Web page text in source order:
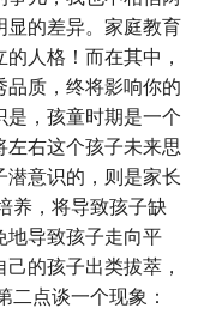
显的差异。家庭教育
人格！而在其中，
质，终将影响你的
，孩童时期是一个
左右这个孩子未来思
意识的，则是家长
养，将导致孩子缺
地导致孩子走向平
的孩子出类拔萃，
二点谈一个现象：